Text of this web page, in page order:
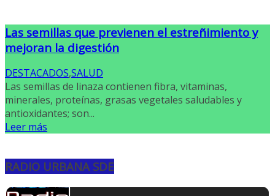
Las semillas que previenen el estreñimiento y
mejoran la digestión
DESTACADOS,SALUD
Las semillas de linaza contienen fibra, vitaminas,
minerales, proteínas, grasas vegetales saludables y
antioxidantes; son...
Leer más
RADIO URBANA SDE